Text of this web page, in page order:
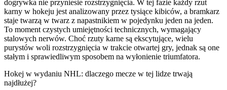
dogrywka nie przyniesie rozstrzygnięcia. W tej fazie każdy rzut
karny w hokeju jest analizowany przez tysiące kibiców, a bramkarz
staje twarzą w twarz z napastnikiem w pojedynku jeden na jeden.
To moment czystych umiejętności technicznych, wymagający
stalowych nerwów. Choć rzuty karne są ekscytujące, wielu
purystów woli rozstrzygnięcia w trakcie otwartej gry, jednak są one
stałym i sprawiedliwym sposobem na wyłonienie triumfatora.
Hokej w wydaniu NHL: dlaczego mecze w tej lidze trwają
najdłużej?